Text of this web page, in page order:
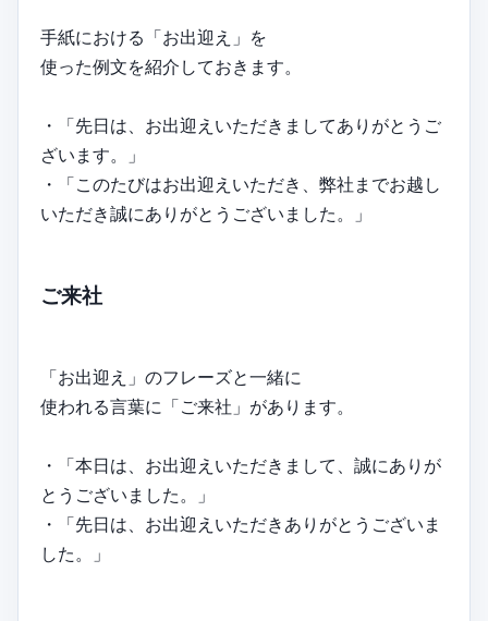
手紙における「お出迎え」を
使った例文を紹介しておきます。
・「先日は、お出迎えいただきましてありがとうご
ざいます。」
・「このたびはお出迎えいただき、弊社までお越し
いただき誠にありがとうございました。」
ご来社
「お出迎え」のフレーズと一緒に
使われる言葉に「ご来社」があります。
・「本日は、お出迎えいただきまして、誠にありが
とうございました。」
・「先日は、お出迎えいただきありがとうございま
した。」